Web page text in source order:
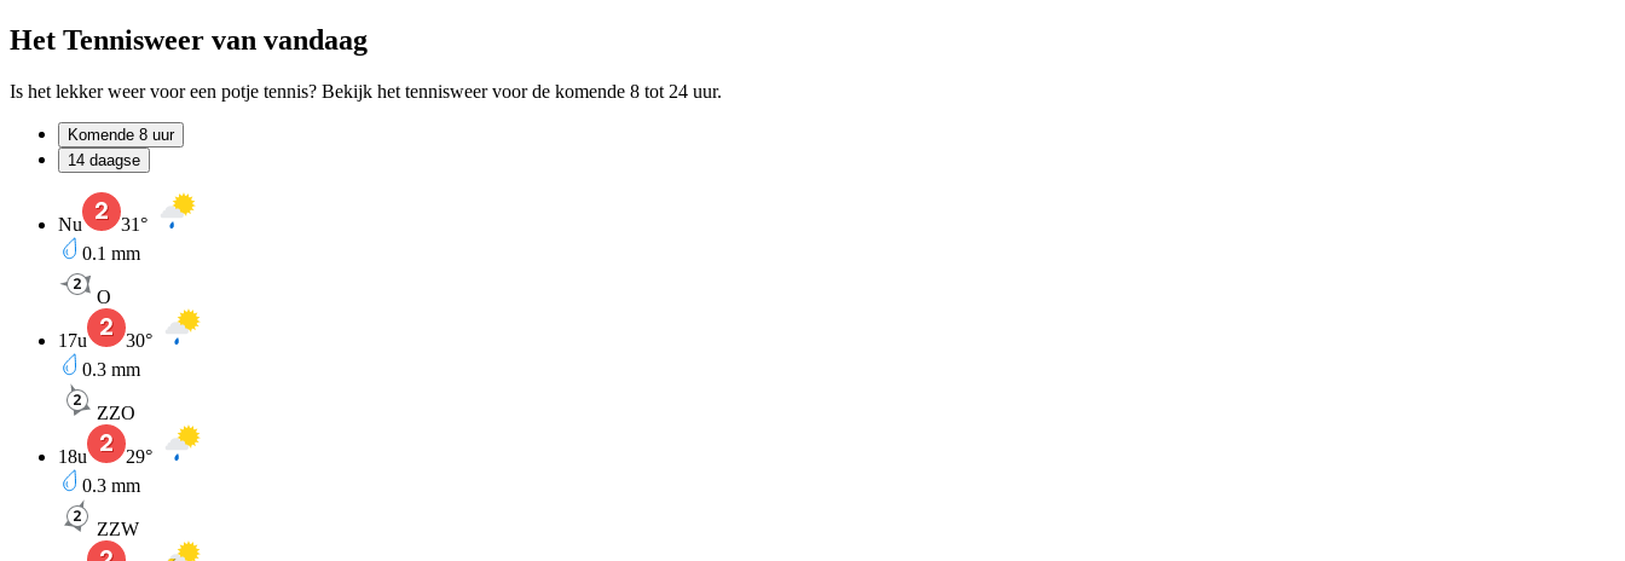
Het Tennisweer van vandaag
Is het lekker weer voor een potje tennis? Bekijk het tennisweer voor de komende 8 tot 24 uur.
Komende 8 uur
14 daagse
Nu 31°
0.1 mm
O
17u 30°
0.3 mm
ZZO
18u 29°
0.3 mm
ZZW